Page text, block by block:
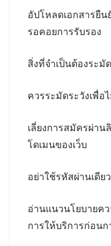
อัปโหลดเอกสารยื
รอคอยการรับรอง
สิ่งที่จำเป็นต้องระมั
ควรระมัดระวังเพื่อ
เลี่ยงการสมัครผ่า
โดเมนของเว็บ
อย่าใช้รหัสผ่านเดี
อ่านแนวนโยบายค
การให้บริการก่อน